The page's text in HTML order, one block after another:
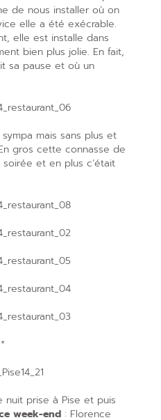
de nous installer où on
elle a été exécrable.
elle est installe dans
bien plus jolie. En fait,
sa pause et où un
mais sans plus et
gros cette connasse de
et en plus c’était
nuit prise à Pise et puis
week-end : Florence